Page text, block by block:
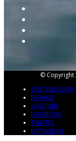
© Copyright
TENTANG KAMI
REDAKSI
YOUTUBE
FACEBOOK
TWITTER
INSTAGRAM